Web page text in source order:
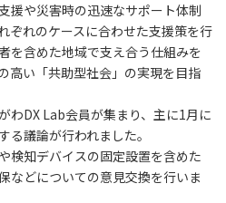
援や災害時の迅速なサポート体制
ぞれのケースに合わせた支援策を行
を含めた地域で支え合う仕組みを
高い「共助型社会」の実現を目指
わDX Lab会員が集まり、主に1月に
議論が行われました。
検知デバイスの固定設置を含めた
などについての意見交換を行いま